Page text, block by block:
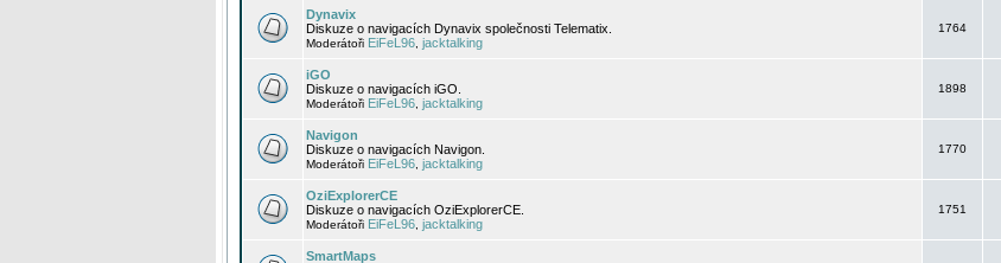
Dynavix
Diskuze o navigacích Dynavix společnosti Telematix.
Moderátoři EiFeL96 jacktalking
1764
iGO
Diskuze o navigacích iGO.
Moderátoři EiFeL96 jacktalking
1898
Navigon
Diskuze o navigacích Navigon.
Moderátoři EiFeL96 jacktalking
1770
OziExplorerCE
Diskuze o navigacích OziExplorerCE.
Moderátoři EiFeL96 jacktalking
1751
SmartMaps